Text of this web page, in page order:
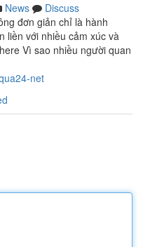
News
Discuss
đơn giản chỉ là hành
liền với nhiều cảm xúc và
Vì sao nhiều người quan
net